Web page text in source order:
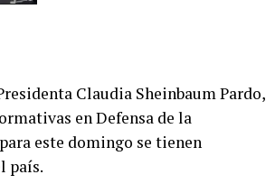
Claudia Sheinbaum Pardo,
en Defensa de la
este domingo se tienen
país.